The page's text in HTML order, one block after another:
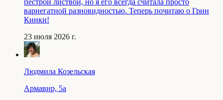
пестрой листвой, но я его всегда считала просто
вариегатной разновидностью. Теперь почитаю о Грин
Кинки!
23 июля 2026 г.
Людмила Козельская
Армавир, 5a